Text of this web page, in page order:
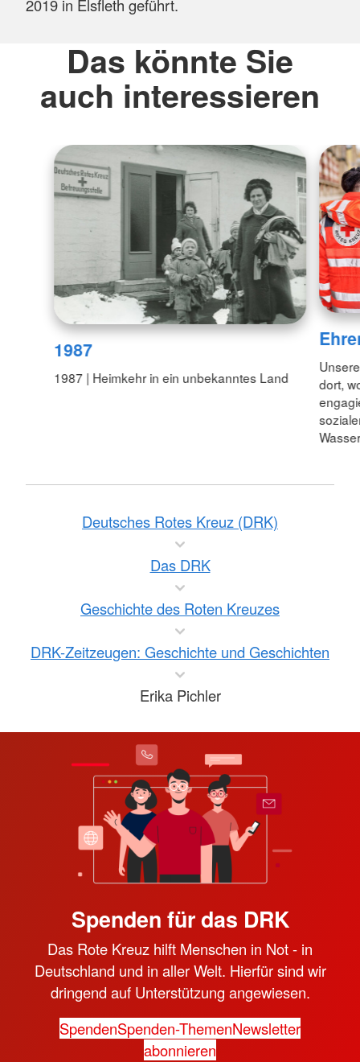
2019 in Elsfleth geführt.
Das könnte Sie
auch interessieren
1987
1987 | Heimkehr in ein unbekanntes Land
dort,
Deutsches Rotes Kreuz (DRK)
Das DRK
Geschichte des Roten Kreuzes
DRK-Zeitzeugen: Geschichte und Geschichten
Erika Pichler
Spenden für das DRK
Das Rote Kreuz hilft Menschen in Not - in
Deutschland und in aller Welt. Hierfür sind wir
dringend auf Unterstützung angewiesen.
SpendenSpenden-ThemenNewsletter
abonnieren